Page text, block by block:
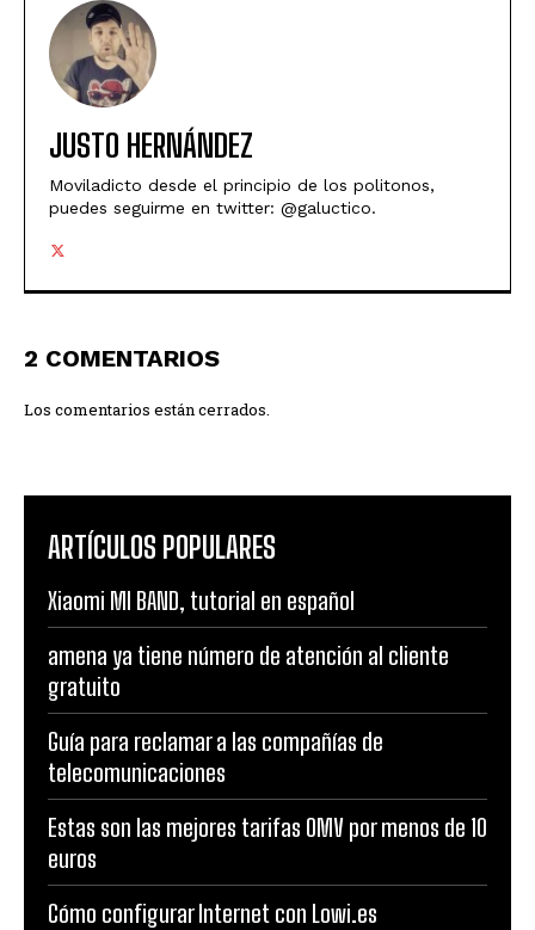
JUSTO HERNÁNDEZ
Moviladicto desde el principio de los politonos,
puedes seguirme en twitter: @galuctico.
2 COMENTARIOS
Los comentarios están cerrados.
ARTÍCULOS POPULARES
Xiaomi MI BAND, tutorial en español
amena ya tiene número de atención al cliente
gratuito
Guía para reclamar a las compañías de
telecomunicaciones
Estas son las mejores tarifas OMV por menos de 10
euros
Cómo configurar Internet con Lowi.es